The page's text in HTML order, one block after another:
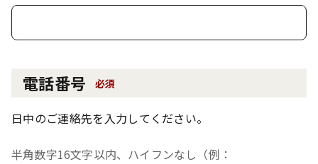
電話番号 必須
日中のご連絡先を入力してください。
半角数字16文字以内、ハイフンなし（例：